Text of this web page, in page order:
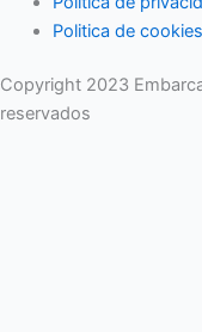
Politica de cookies
Copyright 2023
reservados